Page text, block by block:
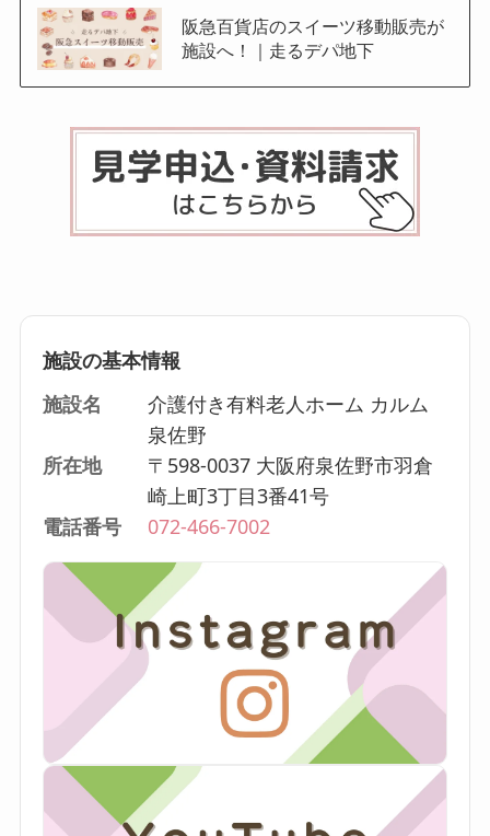
阪急百貨店のスイーツ移動販売が
施設へ！｜走るデパ地下
施設の基本情報
施設名
介護付き有料老人ホーム カルム
泉佐野
所在地
〒598-0037 大阪府泉佐野市羽倉
崎上町3丁目3番41号
電話番号
072-466-7002